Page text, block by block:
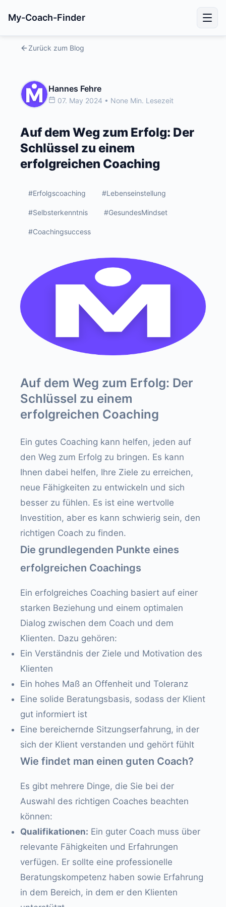
My-Coach-Finder
Zurück zum Blog
Hannes Fehre
07. May 2024 • None Min. Lesezeit
Auf dem Weg zum Erfolg: Der
Schlüssel zu einem
erfolgreichen Coaching
#Erfolgscoaching #Lebenseinstellung
#Selbsterkenntnis #GesundesMindset
#Coachingsuccess
Auf dem Weg zum Erfolg: Der
Schlüssel zu einem
erfolgreichen Coaching
Ein gutes Coaching kann helfen, jeden auf
den Weg zum Erfolg zu bringen. Es kann
Ihnen dabei helfen, Ihre Ziele zu erreichen,
neue Fähigkeiten zu entwickeln und sich
besser zu fühlen. Es ist eine wertvolle
Investition, aber es kann schwierig sein, den
richtigen Coach zu finden.
Die grundlegenden Punkte eines
erfolgreichen Coachings
Ein erfolgreiches Coaching basiert auf einer
starken Beziehung und einem optimalen
Dialog zwischen dem Coach und dem
Klienten. Dazu gehören:
Ein Verständnis der Ziele und Motivation des
Klienten
Ein hohes Maß an Offenheit und Toleranz
Eine solide Beratungsbasis, sodass der Klient
gut informiert ist
Eine bereichernde Sitzungserfahrung, in der
sich der Klient verstanden und gehört fühlt
Wie findet man einen guten Coach?
Es gibt mehrere Dinge, die Sie bei der
Auswahl des richtigen Coaches beachten
können:
Qualifikationen: Ein guter Coach muss über
relevante Fähigkeiten und Erfahrungen
verfügen. Er sollte eine professionelle
Beratungskompetenz haben sowie Erfahrung
in dem Bereich, in dem er den Klienten